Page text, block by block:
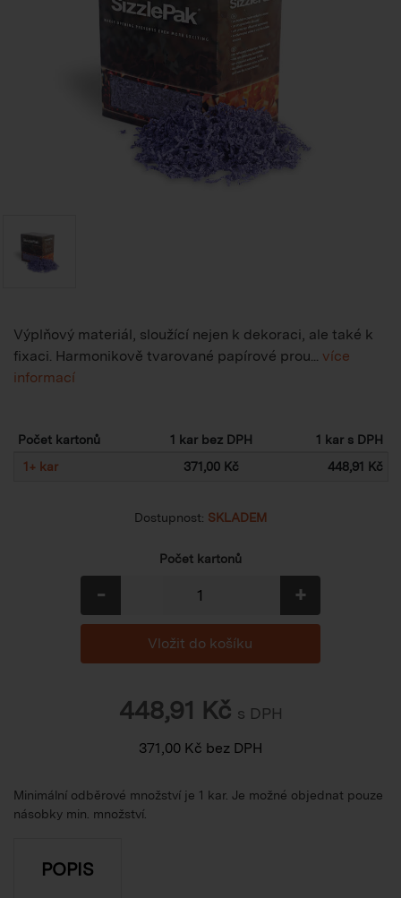
Výplňový materiál, sloužící nejen k dekoraci, ale také k
fixaci. Harmonikově tvarované papírové prou... více
informací
Počet kartonů 1 kar bez DPH
1 kar s DPH
1 + kar 371,00 Kč 448,91 Kč
Dostupnost: SKLADEM
Počet kartonů
- +
448,91 Kč s DPH
371,00 Kč bez DPH
Minimální odběrové množství je 1 kar. Je možné objednat pouze
násobky min. množství.
POPIS